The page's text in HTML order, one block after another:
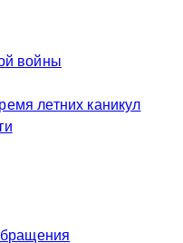
войны
летних каникул